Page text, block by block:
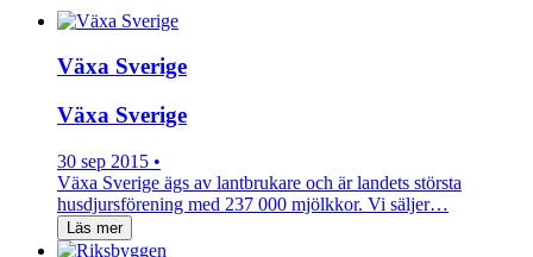
Växa Sverige
Växa Sverige
30 sep 2015 •
Växa Sverige ägs av lantbrukare och är landets största
husdjursförening med 237 000 mjölkkor. Vi säljer…
Läs mer